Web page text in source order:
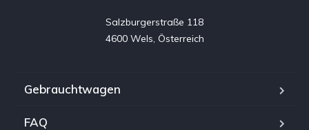
Salzburgerstraße 118
4600 Wels, Österreich
Gebrauchtwagen
FAQ